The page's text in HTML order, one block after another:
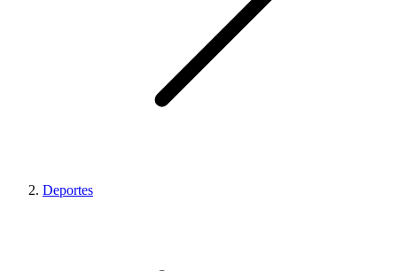
Deportes